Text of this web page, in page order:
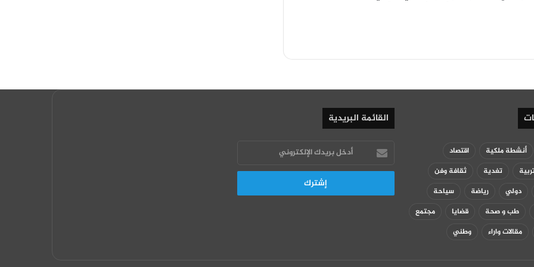
أنشطة ملكية
اقتصاد
تغدية
ثقافة وفن
دولي رياضة
سياحة
طب و صحة قضايا
مجتمع
مقالات واراء وطني
القائمة البريدية
أدخل
بريدك
الإلكتروني